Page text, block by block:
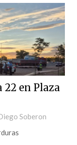
22 en Plaza
Soberon